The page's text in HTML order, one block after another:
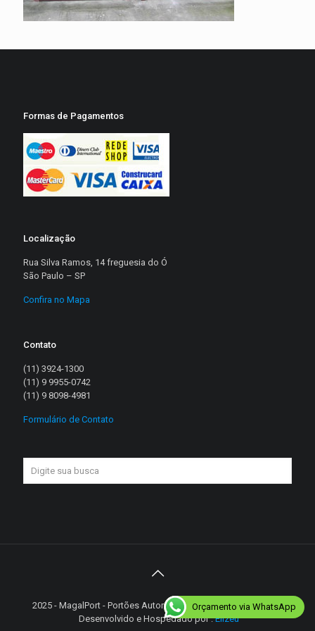
Formas de Pagamentos
Localização
Rua Silva Ramos, 14 freguesia do Ó
São Paulo – SP
Confira no Mapa
Contato
(11) 3924-1300
(11) 9 9955-0742
(11) 9 8098-4981
Formulário de Contato
2025 - MagalPort - Portões Automáticos - Diretos reservados |
Desenvolvido e Hospedado por :Elizeu
Orçamento via WhatsApp